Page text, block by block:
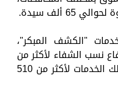
"الكشف المبكر"،
نسب الشفاء لأكثر من
98%، لافتاً إلى أنه تم تقديم تلك الخدمات لأكثر من 510